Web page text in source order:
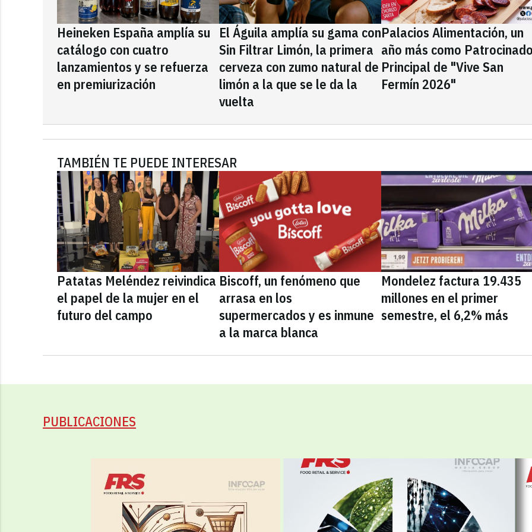
Heineken España amplía su
catálogo con cuatro
lanzamientos y se refuerza
en premiurización
El Águila amplía su gama con
Sin Filtrar Limón, la primera
cerveza con zumo natural de
limón a la que se le da la
vuelta
Palacios Alimentación, un
año más como
Principal de "Vive San
Fermín 2026"
TAMBIÉN TE PUEDE INTERESAR
Patatas Meléndez reivindica
el papel de la mujer en el
futuro del campo
Biscoff, un fenómeno que
arrasa en los
supermercados y es inmune
a la marca blanca
Mondelez factura 19.435
millones en el primer
semestre, el 6,2% más
PUBLICACIONES